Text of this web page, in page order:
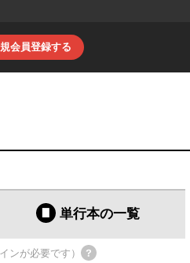
会員登録する
単行本の一覧
ンが必要です）